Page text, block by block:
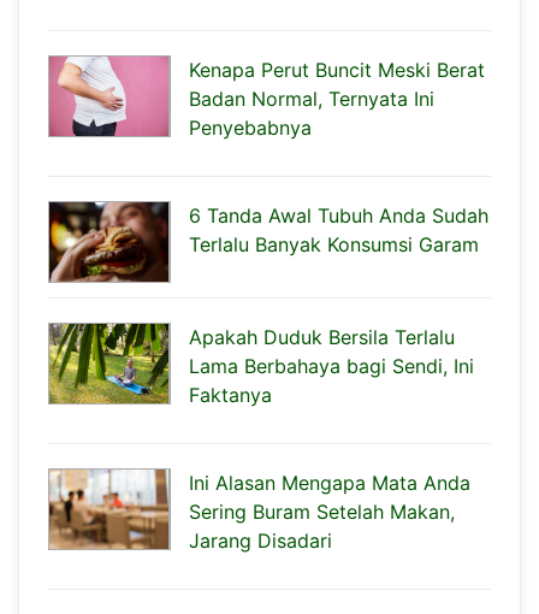
Kenapa Perut Buncit Meski Berat
Badan Normal, Ternyata Ini
Penyebabnya
6 Tanda Awal Tubuh Anda Sudah
Terlalu Banyak Konsumsi Garam
Apakah Duduk Bersila Terlalu
Lama Berbahaya bagi Sendi, Ini
Faktanya
Ini Alasan Mengapa Mata Anda
Sering Buram Setelah Makan,
Jarang Disadari